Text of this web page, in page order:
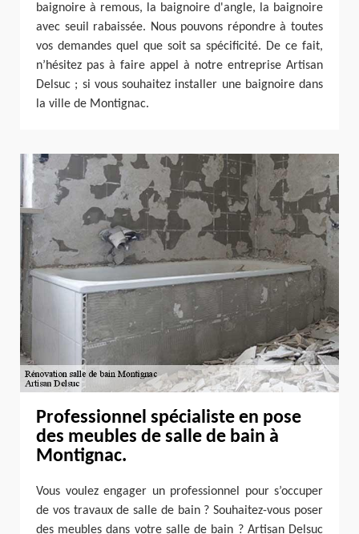
baignoire à remous, la baignoire d'angle, la baignoire
avec seuil rabaissée. Nous pouvons répondre à toutes
vos demandes quel que soit sa spécificité. De ce fait,
n’hésitez pas à faire appel à notre entreprise Artisan
Delsuc ; si vous souhaitez installer une baignoire dans
la ville de Montignac.
Professionnel spécialiste en pose
des meubles de salle de bain à
Montignac.
Vous voulez engager un professionnel pour s’occuper
de vos travaux de salle de bain ? Souhaitez-vous poser
des meubles dans votre salle de bain ? Artisan Delsuc